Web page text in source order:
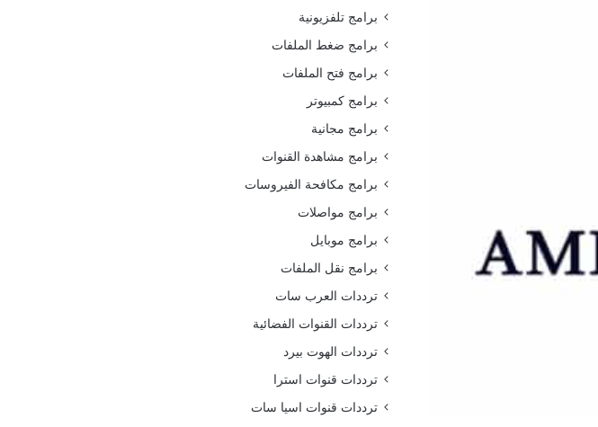
برامج تلفزيونية
برامج ضغط الملفات
برامج فتح الملفات
برامج كمبيوتر
برامج مجانية
برامج مشاهدة القنوات
برامج مكافحة الفيروسات
برامج مواصلات
برامج موبايل
برامج نقل الملفات
ترددات العرب سات
ترددات القنوات الفضائية
ترددات الهوت بيرد
ترددات قنوات استرا
ترددات قنوات اسيا سات